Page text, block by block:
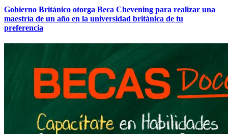
Gobierno Británico otorga Beca Chevening para realizar una
maestría de un año en la universidad británica de tu
preferencia